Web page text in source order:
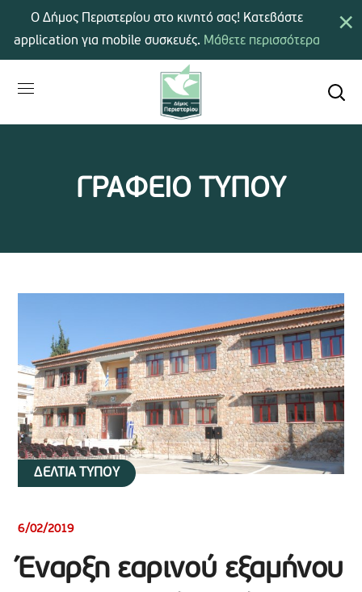
ΓΡΑΦΕΙΟ ΤΥΠΟΥ
ΔΕΛΤΙΑ ΤΥΠΟΥ
6/02/2019
Έναρξη εαρινού εξαμήνου
×
Ο Δήμος Περιστερίου στο κινητό σας! Κατεβάστε
application για mobile συσκευές. Μάθετε περισσότερα